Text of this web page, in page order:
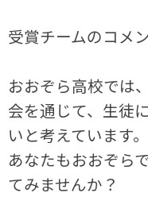
受賞チームのコメ
おおぞら高校では
会を通じて、生徒
いと考えています。
あなたもおおぞら
てみませんか？